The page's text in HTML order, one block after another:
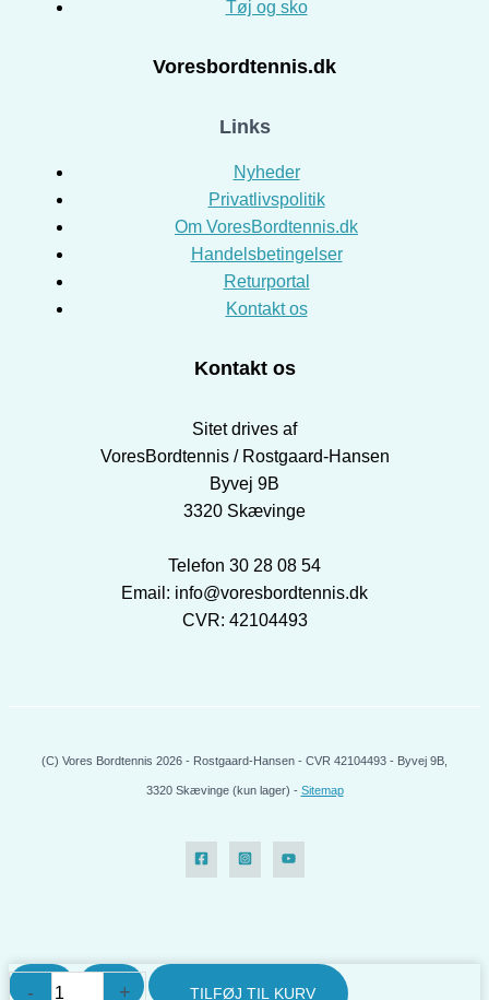
Tøj og sko
Voresbordtennis.dk
Links
Nyheder
Privatlivspolitik
Om VoresBordtennis.dk
Handelsbetingelser
Returportal
Kontakt os
Kontakt os
Sitet drives af
VoresBordtennis / Rostgaard-Hansen
Byvej 9B
3320 Skævinge
Telefon 30 28 08 54
Email: info@voresbordtennis.dk
CVR: 42104493
(C) Vores Bordtennis 2026 - Rostgaard-Hansen - CVR 42104493 - Byvej 9B,
3320 Skævinge (kun lager) - Sitemap
-
GEWO + TILFØJ TIL KURV